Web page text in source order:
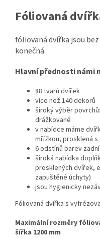
Fóliovaná
fóliovaná dvířka jsou
konečná.
Hlavní přednosti námi
88 tvarů dvířek
více než 140 dekorů
široký výběr
drážkované
v nabídce máme
mřížkou, prosklená s
6 odstínů barev
široká nabídka
prosklených dvířek,
zapuštěné úchyty)
jsou hygienicky
Fóliovaná dvířka s
Maximální rozměry
šířka 1200 mm